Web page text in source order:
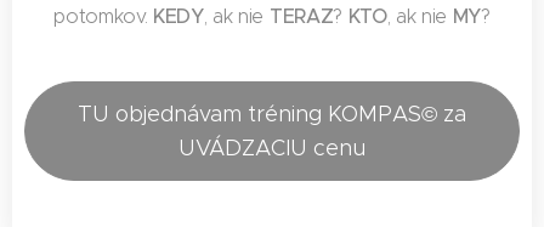
potomkov. KEDY, ak nie TERAZ? KTO, ak nie MY?
TU objednávam tréning KOMPAS© za
UVÁDZACIU cenu